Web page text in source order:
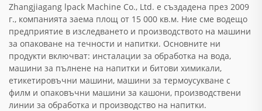
Zhangjiagang lpack Machine Co., Ltd. е създадена през 2009
г., компанията заема площ от 15 000 кв.м. Ние сме водещо
предприятие в изследването и производството на машини
за опаковане на течности и напитки. Основните ни
продукти включват: инсталации за обработка на вода,
машини за пълнене на напитки и битови химикали,
етикетировъчни машини, машини за термоусукване с
филм и опаковъчни машини за кашони, производствени
линии за обработка и производство на напитки.